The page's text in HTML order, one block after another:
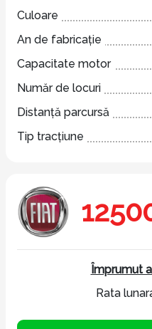
Culoare
An de fabricație
Capacitate motor
Număr de locuri
Distanță parcursă
Tip tracțiune
Împrumut
Rata